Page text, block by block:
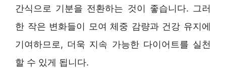
간식으로 기분을 전환하는 것이 좋습니다. 그러
한 작은 변화들이 모여 체중 감량과 건강 유지에
기여하므로, 더욱 지속 가능한 다이어트를 실천
할 수 있게 됩니다.